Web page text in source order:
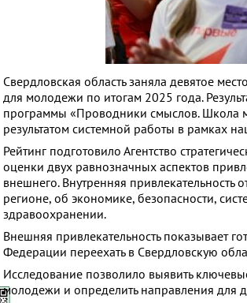
Свердловская область заняла девятое
для молодежи по итогам 2025 года.
программы «Проводники смыслов. Школа
результатом системной работы в рамках
Рейтинг подготовило Агентство
оценки двух равнозначных аспектов
внешнего. Внутренняя
регионе, об экономике, безопасности,
здравоохранении.
Внешняя привлекательность показывает
Федерации переехать в Свердловскую
Исследование позволило выявить
молодежи и определить направления для